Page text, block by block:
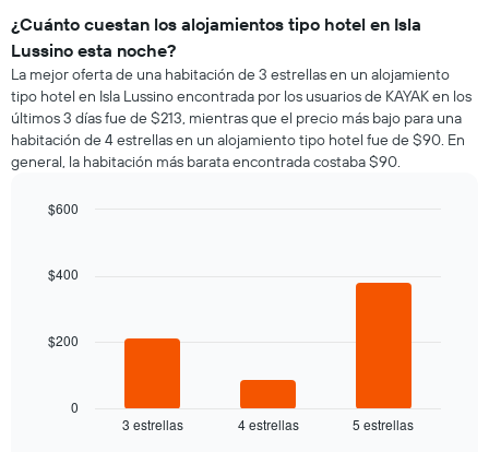
¿Cuánto cuestan los alojamientos tipo hotel en Isla
Lussino esta noche?
La mejor oferta de una habitación de 3 estrellas en un alojamiento
tipo hotel en Isla Lussino encontrada por los usuarios de KAYAK en los
últimos 3 días fue de $213, mientras que el precio más bajo para una
habitación de 4 estrellas en un alojamiento tipo hotel fue de $90. En
general, la habitación más barata encontrada costaba $90.
with
El
muestra
3 estrellas 4 estrellas 5 estrellas
0
$200
$400
$600